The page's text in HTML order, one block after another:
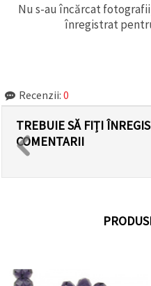
Nu s-au încărcat
înregistrat
Recenzii: 0
TREBUIE SĂ FIȚI
COMENTARII